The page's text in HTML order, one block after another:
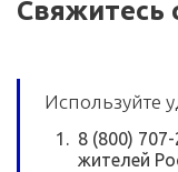
Свяжитесь
Используйте
8 (800)
жителей